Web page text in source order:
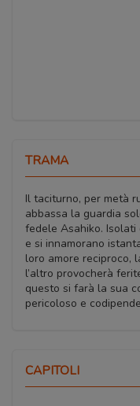
TRAMA
Il taciturno, per metà
abbassa la guardia
fedele Asahiko.
e si innamorano
loro amore reciproco,
l’altro provocherà
questo si farà la sua
pericoloso e
CAPITOLI